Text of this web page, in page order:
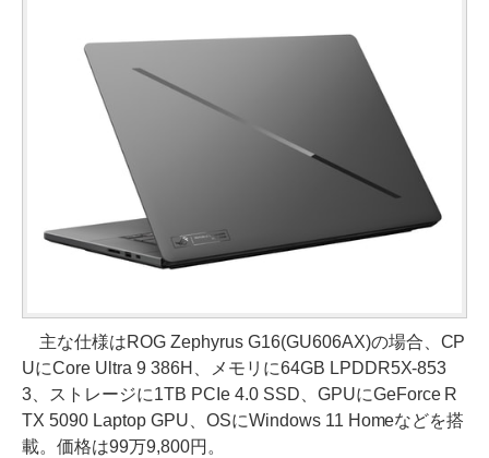
主な仕様はROG Zephyrus G16(GU606AX)の場合、CP
UにCore Ultra 9 386H、メモリに64GB LPDDR5X-853
3、ストレージに1TB PCIe 4.0 SSD、GPUにGeForce R
TX 5090 Laptop GPU、OSにWindows 11 Homeなどを搭
載。価格は99万9,800円。